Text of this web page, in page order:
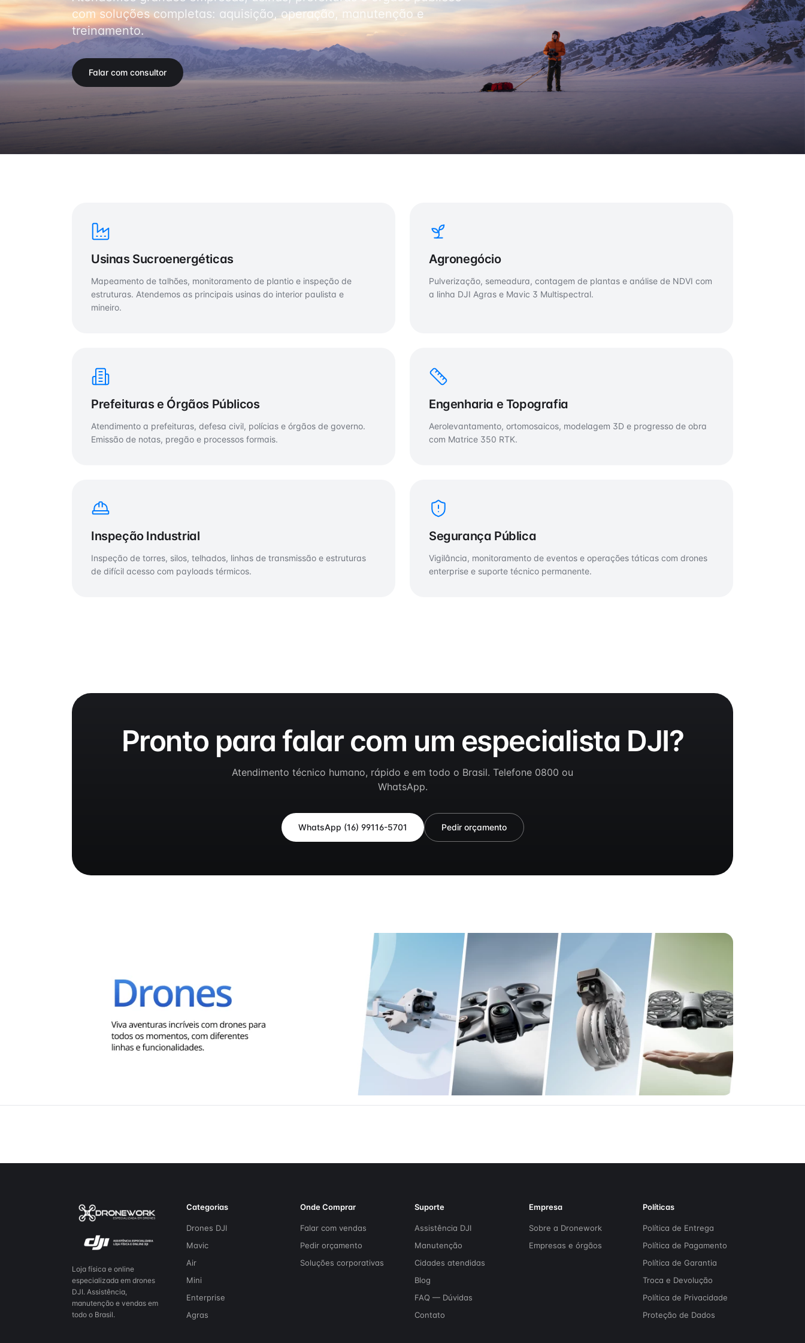
com soluções completas: aquisição, operação, manutenção e
treinamento.
Falar com consultor
Usinas Sucroenergéticas
Mapeamento de talhões, monitoramento de plantio e inspeção de
estruturas. Atendemos as principais usinas do interior paulista e
mineiro.
Agronegócio
Pulverização, semeadura, contagem de plantas e análise de NDVI com
a linha DJI Agras e Mavic 3 Multispectral.
Prefeituras e Órgãos Públicos
Atendimento a prefeituras, defesa civil, polícias e órgãos de governo.
Emissão de notas, pregão e processos formais.
Engenharia e Topografia
Aerolevantamento, ortomosaicos, modelagem 3D e progresso de obra
com Matrice 350 RTK.
Inspeção Industrial
Inspeção de torres, silos, telhados, linhas de transmissão e estruturas
de difícil acesso com payloads térmicos.
Segurança Pública
Vigilância, monitoramento de eventos e operações táticas com drones
enterprise e suporte técnico permanente.
Pronto para falar com um especialista DJI?
Atendimento técnico humano, rápido e em todo o Brasil. Telefone 0800 ou
WhatsApp.
WhatsApp (16) 99116-5701 Pedir orçamento
Loja física e online
especializada em drones
DJI. Assistência,
manutenção e vendas em
todo o Brasil.
Categorias
Drones DJI
Mavic
Air
Mini
Enterprise
Agras
Onde Comprar
Falar com vendas
Pedir orçamento
Soluções corporativas
Suporte
Assistência DJI
Manutenção
Cidades atendidas
Blog
FAQ — Dúvidas
Contato
Empresa
Sobre a Dronework
Empresas e órgãos
Políticas
Política de Entrega
Política de Pagamento
Política de Garantia
Troca e Devolução
Política de Privacidade
Proteção de Dados